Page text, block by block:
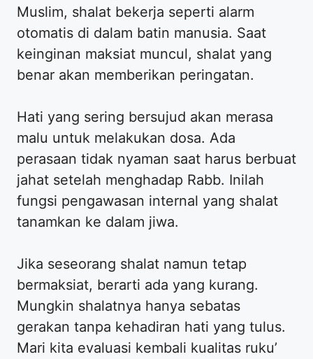
Muslim, shalat bekerja seperti alarm
otomatis di dalam batin manusia. Saat
keinginan maksiat muncul, shalat yang
benar akan memberikan peringatan.
Hati yang sering bersujud akan merasa
malu untuk melakukan dosa. Ada
perasaan tidak nyaman saat harus berbuat
jahat setelah menghadap Rabb. Inilah
fungsi pengawasan internal yang shalat
tanamkan ke dalam jiwa.
Jika seseorang shalat namun tetap
bermaksiat, berarti ada yang kurang.
Mungkin shalatnya hanya sebatas
gerakan tanpa kehadiran hati yang tulus.
Mari kita evaluasi kembali kualitas ruku’